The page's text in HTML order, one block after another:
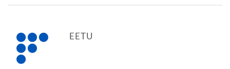
EETU